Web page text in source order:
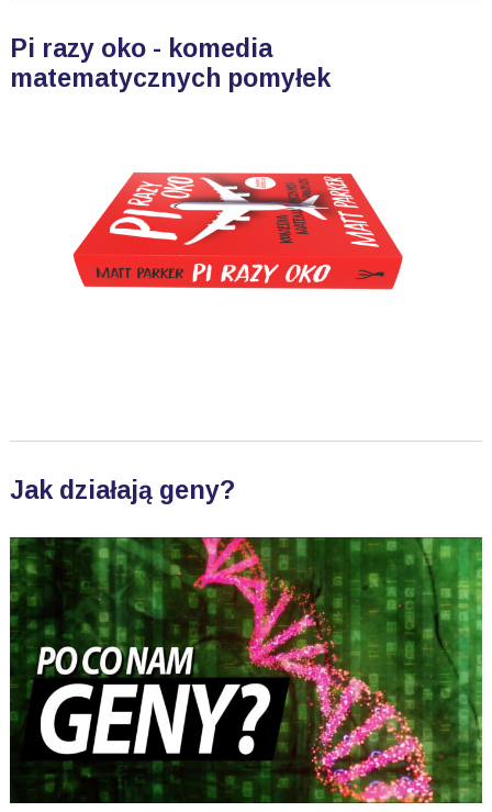
Pi razy oko - komedia
matematycznych pomyłek
Jak działają geny?